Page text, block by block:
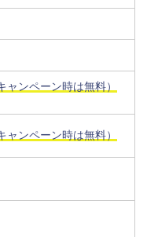
ンペーン時は無料）
ンペーン時は無料）